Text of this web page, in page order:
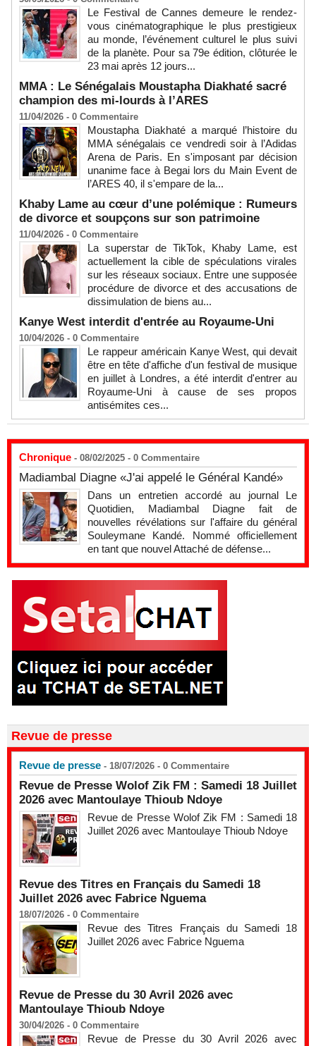
Le Festival de Cannes demeure le rendez-
vous cinématographique le plus prestigieux
au monde, l’événement culturel le plus suivi
de la planète. Pour sa 79e édition, clôturée le
23 mai après 12 jours...
MMA : Le Sénégalais Moustapha Diakhaté sacré
champion des mi-lourds à l’ARES
11/04/2026 - 0 Commentaire
Moustapha Diakhaté a marqué l’histoire du
MMA sénégalais ce vendredi soir à l’Adidas
Arena de Paris. En s'imposant par décision
unanime face à Begai lors du Main Event de
l’ARES 40, il s'empare de la...
Khaby Lame au cœur d’une polémique : Rumeurs
de divorce et soupçons sur son patrimoine
11/04/2026 - 0 Commentaire
La superstar de TikTok, Khaby Lame, est
actuellement la cible de spéculations virales
sur les réseaux sociaux. Entre une supposée
procédure de divorce et des accusations de
dissimulation de biens au...
Kanye West interdit d'entrée au Royaume-Uni
10/04/2026 - 0 Commentaire
Le rappeur américain Kanye West, qui devait
être en tête d'affiche d'un festival de musique
en juillet à Londres, a été interdit d'entrer au
Royaume-Uni à cause de ses propos
antisémites ces...
Chronique - 08/02/2025 - 0 Commentaire
Madiambal Diagne «J'ai appelé le Général Kandé»
Dans un entretien accordé au journal Le
Quotidien, Madiambal Diagne fait de
nouvelles révélations sur l'affaire du général
Souleymane Kandé. Nommé officiellement
en tant que nouvel Attaché de défense...
Revue de presse
Revue de presse - 18/07/2026 - 0 Commentaire
Revue de Presse Wolof Zik FM : Samedi 18 Juillet
2026 avec Mantoulaye Thioub Ndoye
Revue de Presse Wolof Zik FM : Samedi 18
Juillet 2026 avec Mantoulaye Thioub Ndoye
Revue des Titres en Français du Samedi 18
Juillet 2026 avec Fabrice Nguema
18/07/2026 - 0 Commentaire
Revue des Titres Français du Samedi 18
Juillet 2026 avec Fabrice Nguema
Revue de Presse du 30 Avril 2026 avec
Mantoulaye Thioub Ndoye
30/04/2026 - 0 Commentaire
Revue de Presse du 30 Avril 2026 avec